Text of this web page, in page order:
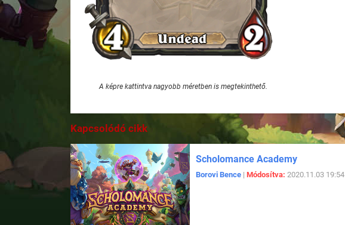
A képre kattintva nagyobb méretben is megtekinthető.
Kapcsolódó cikk
Scholomance Academy
Borovi Bence | Módosítva: 2020.11.03 19:54